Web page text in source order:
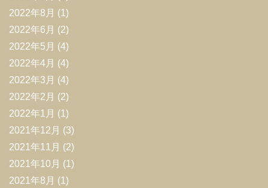
2022年8月 (1)
2022年6月 (2)
2022年5月 (4)
2022年4月 (4)
2022年3月 (4)
2022年2月 (2)
2022年1月 (1)
2021年12月 (3)
2021年11月 (2)
2021年10月 (1)
2021年8月 (1)